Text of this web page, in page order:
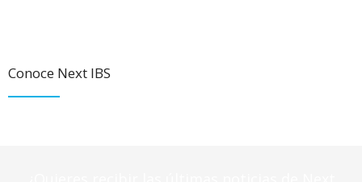
Conoce Next IBS